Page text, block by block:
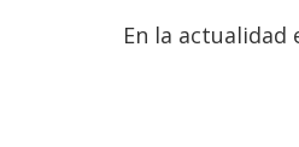
En la